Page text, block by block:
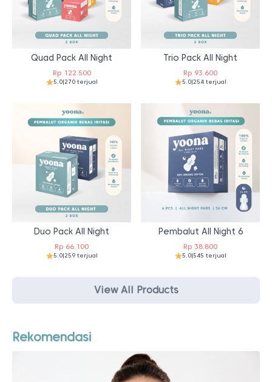
Quad Pack All Night
Rp122.500
5.0|270 terjual
Trio Pack All Night
Rp 93.600
5.0|254 terjual
Duo Pack All Night
Rp 66.100
5.0|259 terjual
Pembalut All Night 6
Rp 38.800
5.0|545 terjual
View All Products
Rekomendasi